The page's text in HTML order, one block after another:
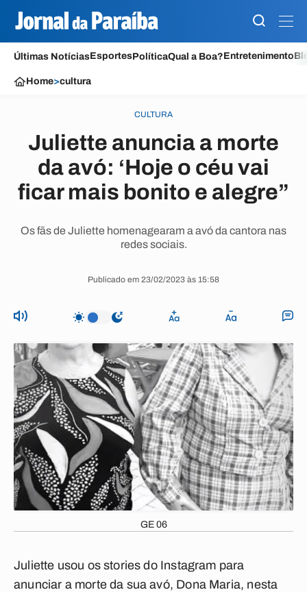
Últimas NotíciasEsportesPolíticaQual a Boa?Entretenimento
Home>cultura
CULTURA
Juliette anuncia a morte
da avó: ‘Hoje o céu vai
ficar mais bonito e alegre”
Os fãs de Juliette homenagearam a avó da cantora nas
redes sociais.
Publicado em 23/02/2023 às 15:58
GE 06
Juliette usou os stories do Instagram para
anunciar a morte da sua avó, Dona Maria, nesta